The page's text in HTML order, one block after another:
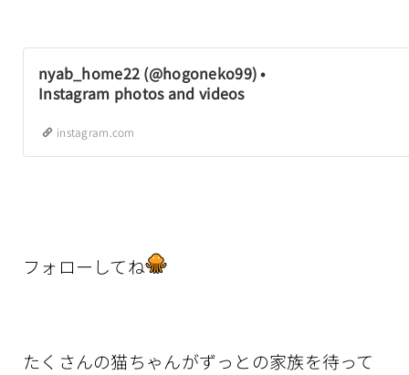
nyab_home22 (@hogoneko99) •
Instagram photos and videos
instagram.com
フォローしてね
たくさんの猫ちゃんがずっとの家族を待って